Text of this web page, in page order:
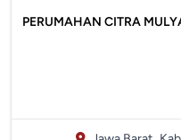
PERUMAHAN CITRA